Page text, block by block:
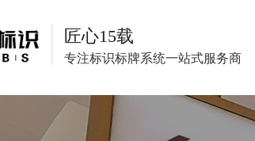
匠心15载
专注标识标牌系统一站式服务商